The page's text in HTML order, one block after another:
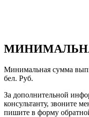
Минимальная сумма
бел. Руб.
За дополнительной
консультанту, звоните
пишите в форму